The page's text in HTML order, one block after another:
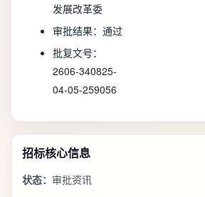
发展改革委
审批结果： 通过
批复文号：
2606-340825-
04-05-259056
招标核心信息
状态： 审批资讯